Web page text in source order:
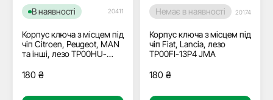
В наявності 20411
Корпус ключа з місцем під
чіп Citroen, Peugeot, MAN
та інші, лезо TP00HU-
180 ₴
Немає в наявності 20174
Корпус ключа з місцем під
чіп Fiat, Lancia, лезо
TP00FI-13P4 JMA
180 ₴